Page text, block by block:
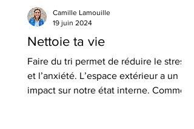
Nettoie ta vie
Faire du tri permet de réduire le stress
et l’anxiété. L’espace extérieur a un
impact sur notre état interne. Comme
Camille Lamouille
19 juin 2024